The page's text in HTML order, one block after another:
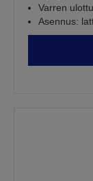
Varren
Asennus: